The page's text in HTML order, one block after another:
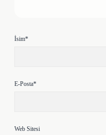
İsim*
E-Posta*
Web Sitesi